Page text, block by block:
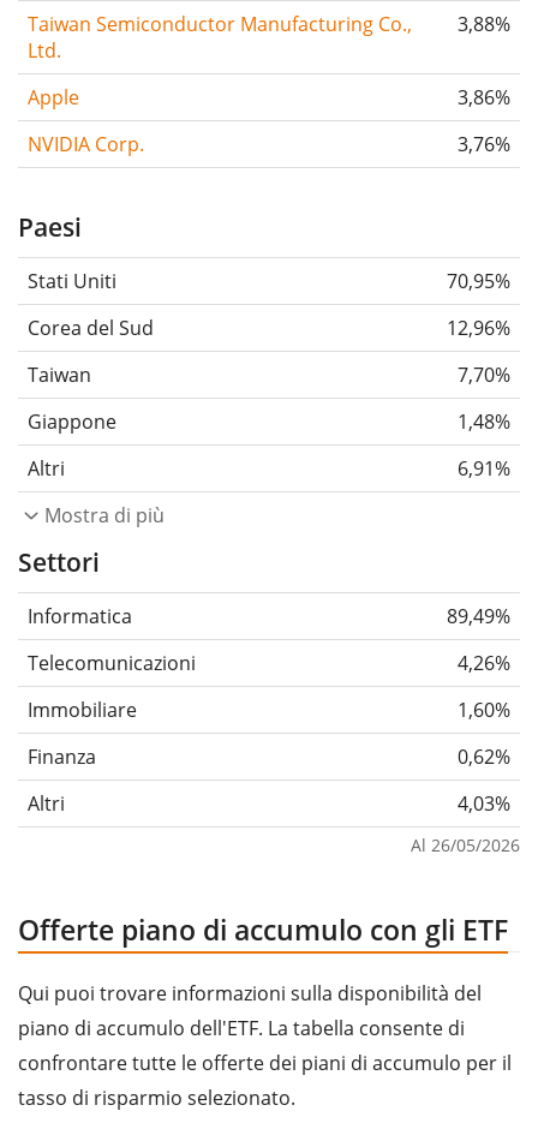
Taiwan Semiconductor Manufacturing Co.,
Ltd.
3,88%
Apple
3,86%
NVIDIA Corp.
3,76%
Paesi
Stati Uniti
70,95%
Corea del Sud
12,96%
Taiwan
7,70%
Giappone
1,48%
Altri
6,91%
Mostra di più
Settori
Informatica
89,49%
Telecomunicazioni
4,26%
Immobiliare
1,60%
Finanza
0,62%
Altri
4,03%
Al 26/05/2026
Offerte piano di accumulo con gli ETF
Qui puoi trovare informazioni sulla disponibilità del
piano di accumulo dell'ETF. La tabella consente di
confrontare tutte le offerte dei piani di accumulo per il
tasso di risparmio selezionato.